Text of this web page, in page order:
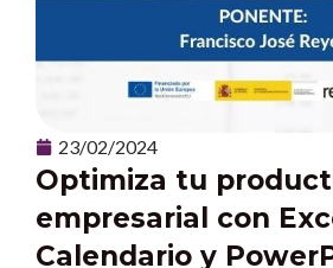
23/02/2024
Optimiza tu
empresarial con
Calendario y